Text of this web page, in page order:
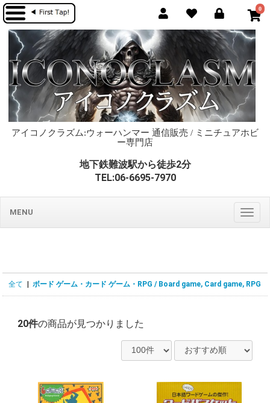
0
アイコノクラズム:ウォーハンマー 通信販売 / ミニチュアホビ
ー専門店
地下鉄難波駅から徒歩2分
TEL:06-6695-7970
MENU
全て ボード ゲーム・カード ゲーム・RPG / Board game, Card game, RPG
20件の商品が見つかりました